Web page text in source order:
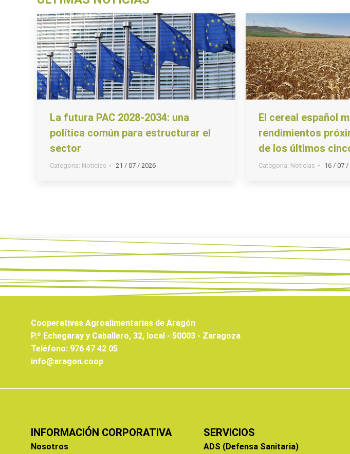
La futura PAC 2028-2034: una
política común para estructurar el
sector
Categoria: Noticias 21 / 07 / 2026
El cereal español
rendimientos
de los últimos
Categoria: Noticias 16 / 07 /
Cooperativas Agroalimentarias de Aragón
P.º Echegaray y Caballero, 32, local - 50003 - Zaragoza
Teléfono: 976 47 42 05
info@aragon.coop
INFORMACIÓN CORPORATIVA
Nosotros
SERVICIOS
ADS (Defensa Sanitaria)